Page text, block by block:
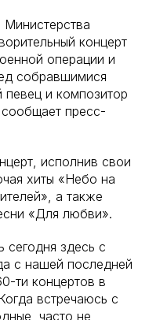
концерт
операции и
собравшимися
певец и композитор
пресс-
исполнив свои
хиты «Небо на
а также
«Для любви».
сегодня здесь с
с нашей последней
ти концертов в
встречаюсь с
часто не